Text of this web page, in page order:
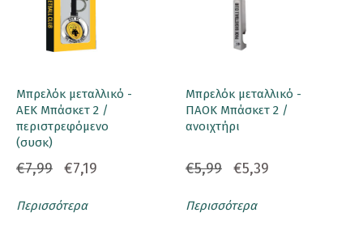
Μπρελόκ μεταλλικό -
ΑΕΚ Μπάσκετ 2 /
περιστρεφόμενο
(συσκ)
€7,99 €7,19
Περισσότερα
Μπρελόκ μεταλλικό -
ΠΑΟΚ Μπάσκετ 2 /
ανοιχτήρι
€5,99 €5,39
Περισσότερα